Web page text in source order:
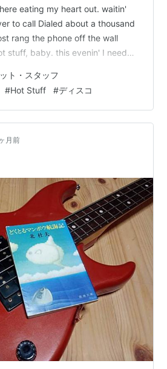
eating my heart out. waitin'
to call Dialed about a thousand
rang the phone off the wall
stuff, baby. this evenin' I need
アーチスト …
ト・スタッフ
#Hot Stuff #ディスコ
月前